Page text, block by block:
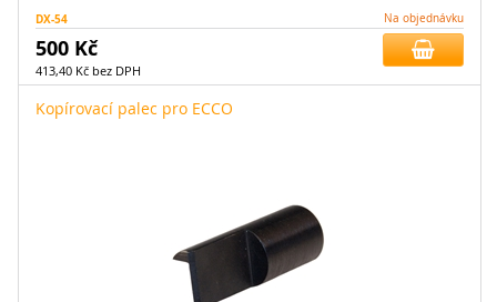
DX-54 Na objednávku
500 Kč
413,40 Kč bez DPH
Kopírovací palec pro ECCO